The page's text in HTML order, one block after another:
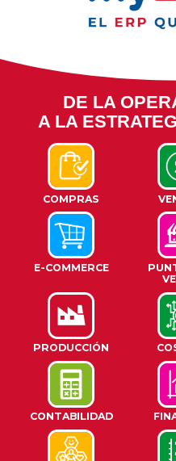
DE LA
A LA
COMPRAS
E-COMMERCE
PRODUCCIÓN
CONTABILIDAD